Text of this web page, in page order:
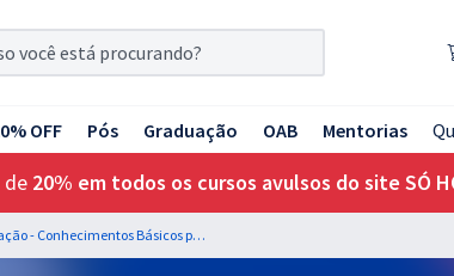
OFF Pós Graduação OAB Mentorias
de 20% em todos os cursos avulsos do site SÓ
MEC - Ministério da Educação - Conhecimentos Básicos para o Cargo de Técnico em Assuntos Educacionais